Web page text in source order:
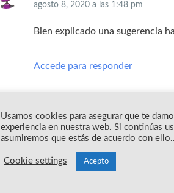
agosto 8, 2020 a las 1:48 pm
Bien explicado una sugerencia
Accede para responder
Roger Perdomo Zelaya
agosto 13, 2020a las 8:18 pm
Cual es el nombre del
Usamos cookies para asegurar que te
experiencia en nuestra web. Si continúas
asumiremos que estás de acuerdo con ello..
Cookie settings Acepto